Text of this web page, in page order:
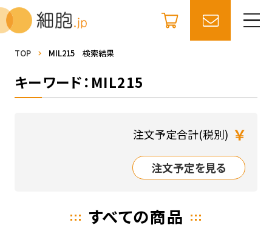
TOP MIL215 検索結果
キーワード：MIL215
注文予定合計(税別) ￥
注文予定を見る
すべての商品